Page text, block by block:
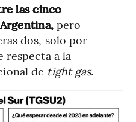
las cinco
pero
dos, solo por
respecta a la
de tight gas.